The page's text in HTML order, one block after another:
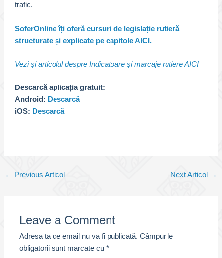
trafic.
SoferOnline îți oferă cursuri de legislație rutieră
structurate și explicate pe capitole AICI.
Vezi și articolul despre Indicatoare și marcaje rutiere AICI
Descarcă aplicația gratuit:
Android: Descarcă
iOS: Descarcă
Post
← Previous Articol Next Articol →
Leave a Comment
Adresa ta de email nu va fi publicată. Câmpurile
obligatorii sunt marcate cu*